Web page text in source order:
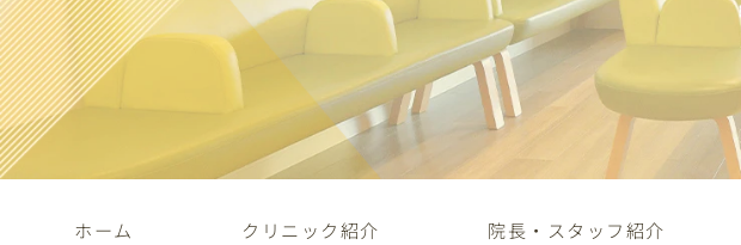
ホーム クリニック紹介 院長・スタッフ紹介